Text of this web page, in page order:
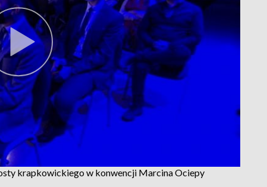
krapkowickiego w konwencji Marcina Ociepy